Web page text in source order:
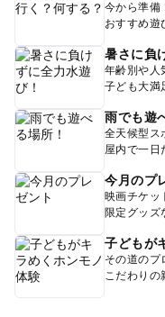
今から準備
おすすめ遊
暑さに負
年齢別や人
子ども大満
雨でも遊
全天候型ス
屋内で一日
今月のプ
映画チケッ
限定グッズ
子どもが
その道のプ
こだわりの